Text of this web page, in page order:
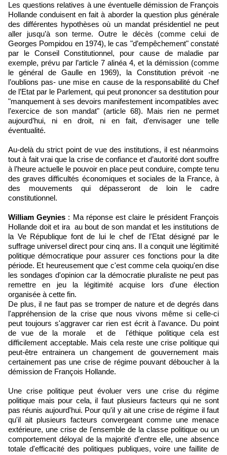
Les questions relatives à une éventuelle démission de François
Hollande conduisent en fait à aborder la question plus générale
des différentes hypothèses où un mandat présidentiel ne peut
aller jusqu’à son terme. Outre le décès (comme celui de
Georges Pompidou en 1974), le cas "d’empêchement" constaté
par le Conseil Constitutionnel, pour cause de maladie par
exemple, prévu par l’article 7 alinéa 4, et la démission (comme
le général de Gaulle en 1969), la Constitution prévoit -ne
l’oublions pas- une mise en cause de la responsabilité du Chef
de l’Etat par le Parlement, qui peut prononcer sa destitution pour
"manquement à ses devoirs manifestement incompatibles avec
l’exercice de son mandat" (article 68). Mais rien ne permet
aujourd’hui, ni en droit, ni en fait, d’envisager une telle
éventualité.
Au-delà du strict point de vue des institutions, il est néanmoins
tout à fait vrai que la crise de confiance et d’autorité dont souffre
à l’heure actuelle le pouvoir en place peut conduire, compte tenu
des graves difficultés économiques et sociales de la France, à
des mouvements qui dépasseront de loin le cadre
constitutionnel.
William Geynies : Ma réponse est claire le président François
Hollande doit et ira au bout de son mandat et les institutions de
la Ve République font de lui le chef de l'Etat désigné par le
suffrage universel direct pour cinq ans. Il a conquit une légitimité
politique démocratique pour assurer ces fonctions pour la dite
période. Et heureusement que c'est comme cela quoiqu'en dise
les sondages d'opinion car la démocratie pluraliste ne peut pas
remettre en jeu la légitimité acquise lors d'une élection
organisée à cette fin.
De plus, il ne faut pas se tromper de nature et de degrés dans
l'appréhension de la crise que nous vivons même si celle-ci
peut toujours s'aggraver car rien est écrit à l'avance. Du point
de vue de la morale et de l'éthique politique cela est
difficilement acceptable. Mais cela reste une crise politique qui
peut-être entrainera un changement de gouvernement mais
certainement pas une crise de régime pouvant déboucher à la
démission de François Hollande.
Une crise politique peut évoluer vers une crise du régime
politique mais pour cela, il faut plusieurs facteurs qui ne sont
pas réunis aujourd'hui. Pour qu'il y ait une crise de régime il faut
qu'il ait plusieurs facteurs convergeant comme une menace
extérieure, une crise de l'ensemble de la classe politique ou un
comportement déloyal de la majorité d'entre elle, une absence
totale d'efficacité des politiques publiques, voire une faillite de